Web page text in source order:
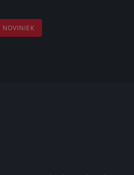
NOVINIEK